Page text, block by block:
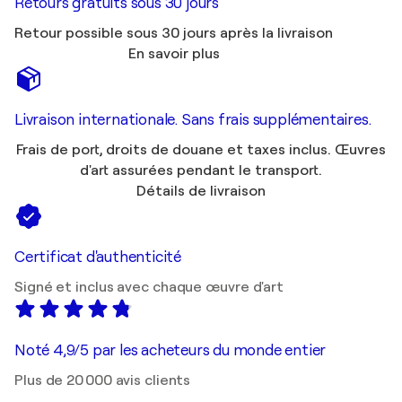
Retour possible sous 30 jours après la livraison
En savoir plus
Livraison internationale. Sans frais supplémentaires.
Frais de port, droits de douane et taxes inclus. Œuvres
d'art assurées pendant le transport.
Détails de livraison
Certificat d'authenticité
Signé et inclus avec chaque œuvre d'art
Noté 4,9/5 par les acheteurs du monde entier
Plus de 20 000 avis clients